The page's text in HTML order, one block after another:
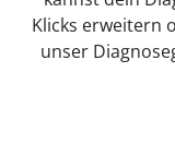
Klicks erweitern
unser